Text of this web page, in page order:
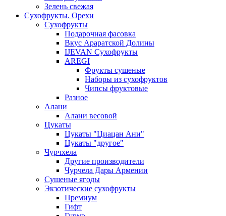
Зелень свежая
Сухофрукты. Орехи
Сухофрукты
Подарочная фасовка
Вкус Араратской Долины
IJEVAN Сухофрукты
AREGI
Фрукты сушеные
Наборы из сухофруктов
Чипсы фруктовые
Разное
Алани
Алани весовой
Цукаты
Цукаты "Циацан Ани"
Цукаты "другое"
Чурчхела
Другие производители
Чурчела Дары Армении
Сушеные ягоды
Экзотические сухофрукты
Премиум
Гифт